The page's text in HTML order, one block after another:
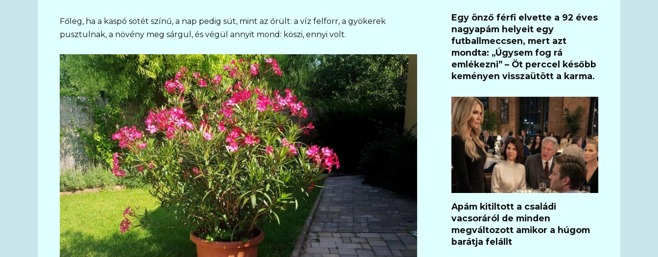
Főleg, ha a kaspó sötét színű, a nap pedig süt, mint az őrült: a víz felforr, a gyökerek
pusztulnak, a növény meg sárgul, és végül annyit mond: köszi, ennyi volt.
Egy önző férfi elvette a 92 éves
nagyapám helyeit egy
futballmeccsen, mert azt
mondta: „Úgysem fog rá
emlékezni” – Öt perccel később
keményen visszaütött a karma.
Apám kitiltott a családi
vacsoráról de minden
megváltozott amikor a húgom
barátja felállt